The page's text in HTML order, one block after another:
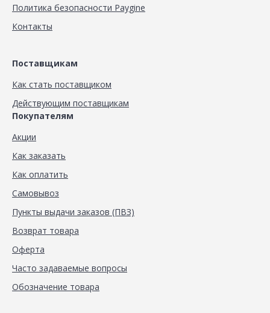
Политика безопасности Paygine
Контакты
Поставщикам
Как стать поставщиком
Действующим поставщикам
Покупателям
Акции
Как заказать
Как оплатить
Самовывоз
Пункты выдачи заказов (ПВЗ)
Возврат товара
Оферта
Часто задаваемые вопросы
Обозначение товара